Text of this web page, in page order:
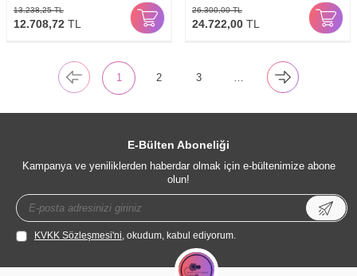
13.238,25TL
12.708,72 TL
26.300,00TL
24.722,00 TL
1 2 3 …
E-Bülten Aboneliği
Kampanya ve yeniliklerden haberdar olmak için e-bültenimize abone
olun!
KVKK Sözleşmesi'ni, okudum, kabul ediyorum.